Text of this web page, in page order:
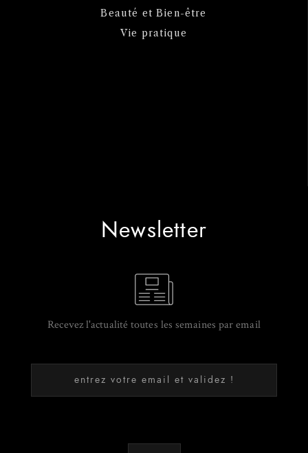
Beauté et Bien-être
Vie pratique
Newsletter
Recevez l'actualité toutes les semaines par email